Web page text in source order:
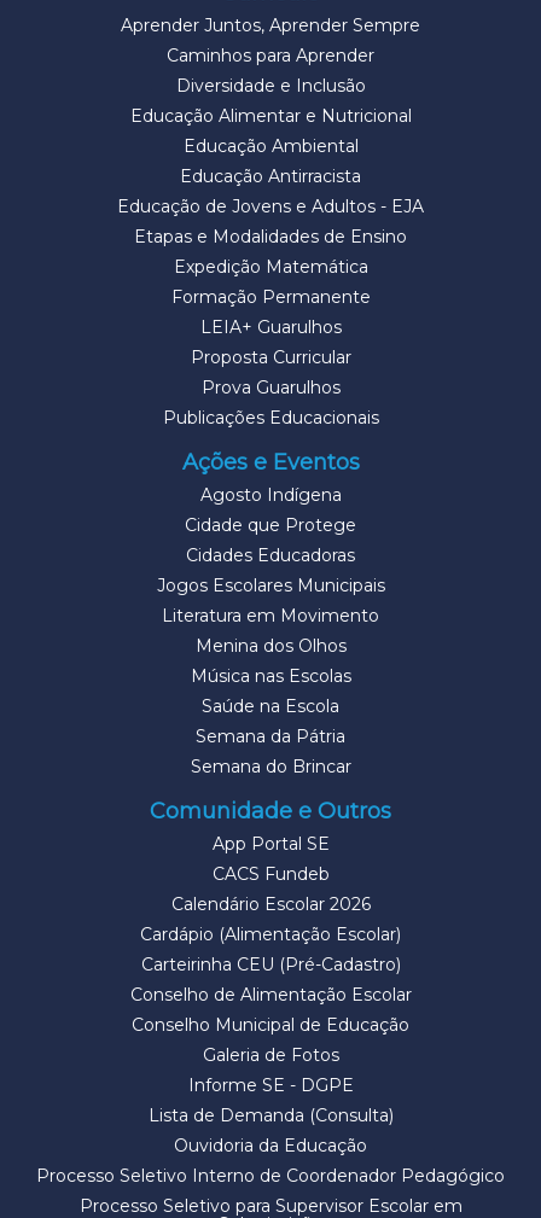
Aprender Juntos, Aprender Sempre
Caminhos para Aprender
Diversidade e Inclusão
Educação Alimentar e Nutricional
Educação Ambiental
Educação Antirracista
Educação de Jovens e Adultos - EJA
Etapas e Modalidades de Ensino
Expedição Matemática
Formação Permanente
LEIA+ Guarulhos
Proposta Curricular
Prova Guarulhos
Publicações Educacionais
Ações e Eventos
Agosto Indígena
Cidade que Protege
Cidades Educadoras
Jogos Escolares Municipais
Literatura em Movimento
Menina dos Olhos
Música nas Escolas
Saúde na Escola
Semana da Pátria
Semana do Brincar
Comunidade e Outros
App Portal SE
CACS Fundeb
Calendário Escolar 2026
Cardápio (Alimentação Escolar)
Carteirinha CEU (Pré-Cadastro)
Conselho de Alimentação Escolar
Conselho Municipal de Educação
Galeria de Fotos
Informe SE - DGPE
Lista de Demanda (Consulta)
Ouvidoria da Educação
Processo Seletivo Interno de Coordenador Pedagógico
Processo Seletivo para Supervisor Escolar em